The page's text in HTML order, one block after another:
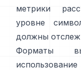
метрики
уровне
должны
Форматы
использование